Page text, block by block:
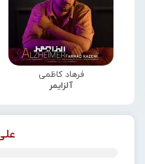
فرهاد کاظمی
آلزایمر